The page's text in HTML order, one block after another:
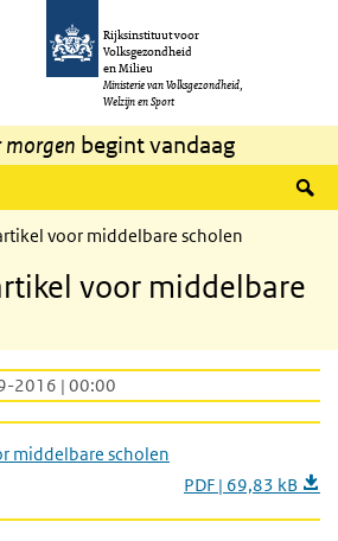
gaan
Rijksinstituut voor
Volksgezondheid
en Milieu
Ministerie van Volksgezondheid,
Welzijn en Sport
morgen begint vandaag
voor middelbare scholen
voor middelbare
2016 | 00:00
middelbare scholen
PDF | 69,83 kB